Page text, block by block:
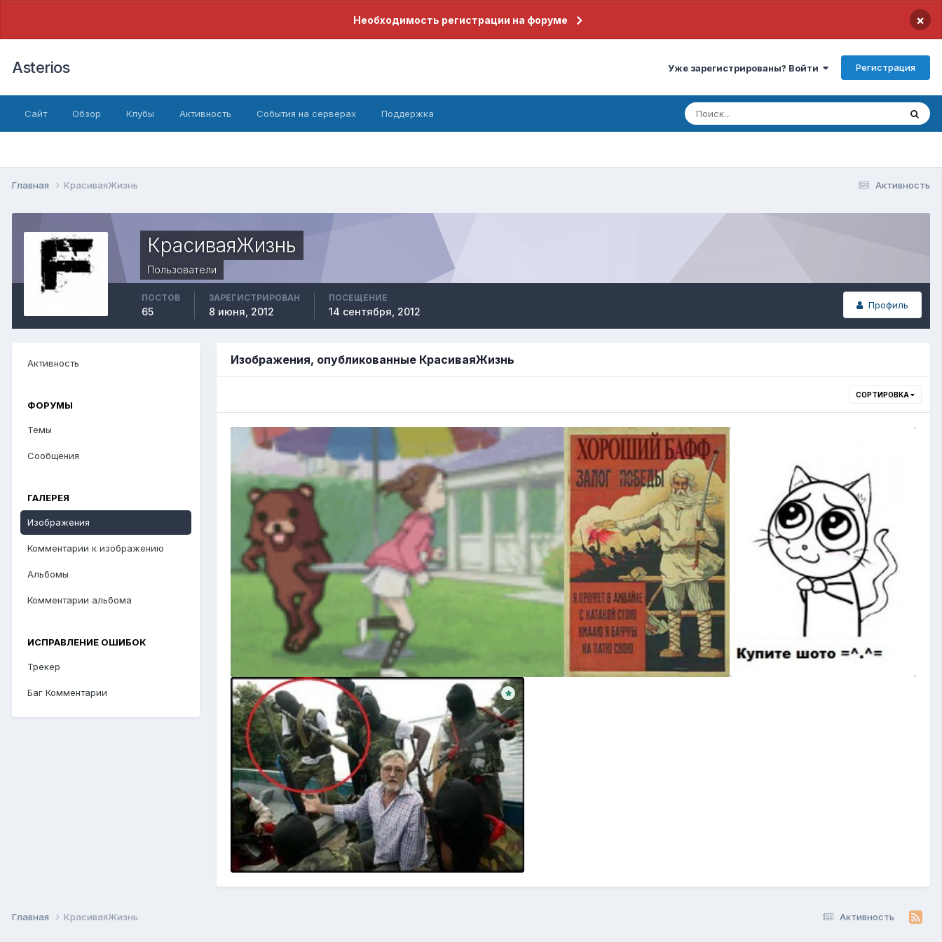
Необходимость регистрации на форуме ×
Asterios Уже зарегистрированы? Войти Регистрация
Сайт Обзор Клубы Активность События на серверах Поддержка
Активность
Главная КрасиваяЖизнь
КрасиваяЖизнь
Пользователи
Профиль
ПОСТОВ
65
ЗАРЕГИСТРИРОВАН
8 июня, 2012
ПОСЕЩЕНИЕ
14 сентября, 2012
Активность
ФОРУМЫ
Темы
Сообщения
ГАЛЕРЕЯ
Изображения
Комментарии к изображению
Альбомы
Комментарии альбома
ИСПРАВЛЕНИЕ ОШИБОК
Трекер
Баг Комментарии
Изображения, опубликованные КрасиваяЖизнь
СОРТИРОВКА
Активность
Главная КрасиваяЖизнь